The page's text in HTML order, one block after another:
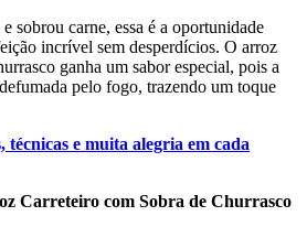
sobrou carne, essa é a oportunidade
incrível sem desperdícios. O arroz
ganha um sabor especial, pois a
pelo fogo, trazendo um toque
técnicas e muita alegria em cada
Carreteiro com Sobra de Churrasco